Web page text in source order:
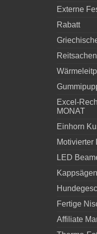
Externe
Rabatt
Excel-
MONAT
Einhorn
Motivierter
LED
Fertige
Affiliate